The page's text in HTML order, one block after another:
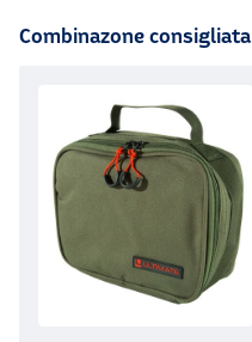
Combinazone consigliata